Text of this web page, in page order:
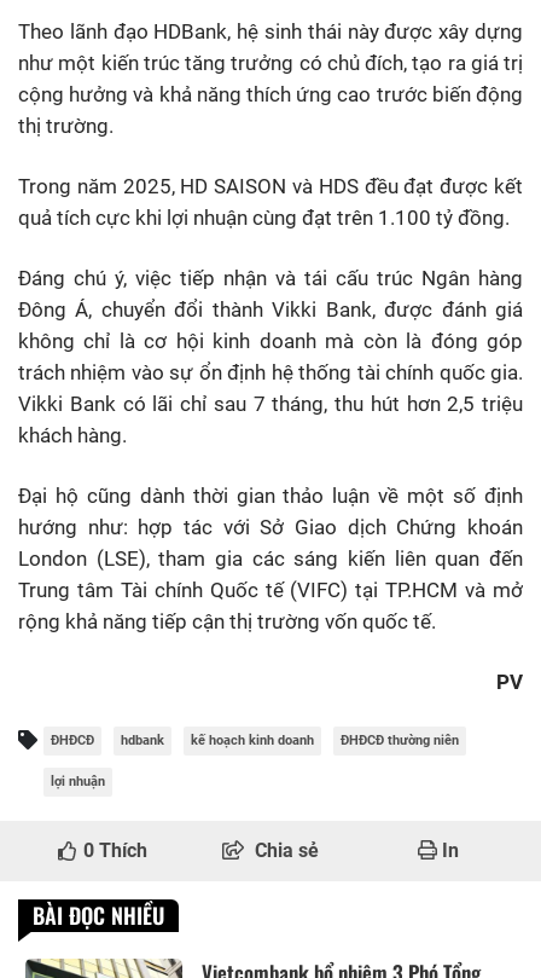
Theo lãnh đạo HDBank, hệ sinh thái này được xây dựng
như một kiến trúc tăng trưởng có chủ đích, tạo ra giá trị
cộng hưởng và khả năng thích ứng cao trước biến động
thị trường.
Trong năm 2025, HD SAISON và HDS đều đạt được kết
quả tích cực khi lợi nhuận cùng đạt trên 1.100 tỷ đồng.
Đáng chú ý, việc tiếp nhận và tái cấu trúc Ngân hàng
Đông Á, chuyển đổi thành Vikki Bank, được đánh giá
không chỉ là cơ hội kinh doanh mà còn là đóng góp
trách nhiệm vào sự ổn định hệ thống tài chính quốc gia.
Vikki Bank có lãi chỉ sau 7 tháng, thu hút hơn 2,5 triệu
khách hàng.
Đại hộ cũng dành thời gian thảo luận về một số định
hướng như: hợp tác với Sở Giao dịch Chứng khoán
London (LSE), tham gia các sáng kiến liên quan đến
Trung tâm Tài chính Quốc tế (VIFC) tại TP.HCM và mở
rộng khả năng tiếp cận thị trường vốn quốc tế.
PV
ĐHĐCĐ hdbank kế hoạch kinh doanh ĐHĐCĐ thường niên
lợi nhuận
0 Thích Chia sẻ In
BÀI ĐỌC NHIỀU